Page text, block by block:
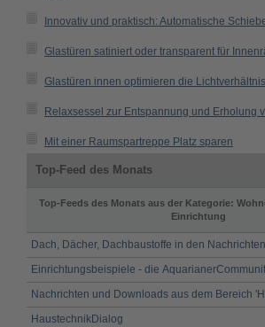
Innovativ und praktisch: Automatische
Glastüren satiniert oder transparent für
Glastüren innen optimieren die
Relaxsessel zur Entspannung und Erholung
Mit einer Raumspartreppe Platz sparen
Top-Feed des Monats
Top-Feeds des Monats aus der Kategorie:
Einrichtung
Dach, Dächer, Dachbaustoffe in den Nachrichten
Einrichtungsbeispiele - die
Nachrichten und Downloads aus dem Bereich
HaustechnikDialog